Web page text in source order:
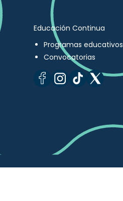
Educación Continua
Programas educativos
Convocatorias